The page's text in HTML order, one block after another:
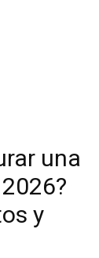
una
y